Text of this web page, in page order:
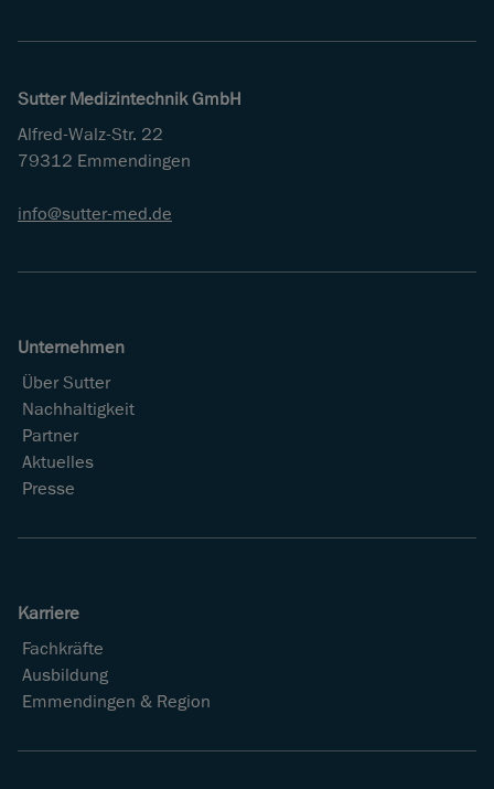
Sutter Medizintechnik GmbH
Alfred-Walz-Str. 22
79312 Emmendingen
info sutter-med de
Unternehmen
Über Sutter
Nachhaltigkeit
Partner
Aktuelles
Presse
Karriere
Fachkräfte
Ausbildung
Emmendingen & Region